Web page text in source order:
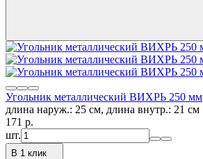
Угольник металлический ВИХРЬ 250 мм
длина наруж.: 25 см, длина внутр.: 21 см
171 p.
шт.
В 1 клик